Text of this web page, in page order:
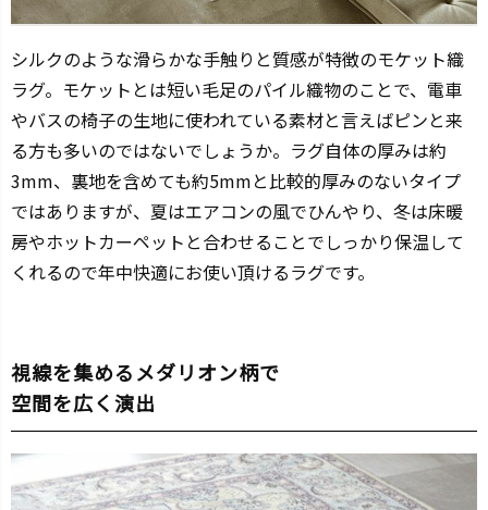
シルクのような滑らかな手触りと質感が特徴のモケット織
ラグ。モケットとは短い毛足のパイル織物のことで、電車
やバスの椅子の生地に使われている素材と言えばピンと来
る方も多いのではないでしょうか。ラグ自体の厚みは約
3mm、裏地を含めても約5mmと比較的厚みのないタイプ
ではありますが、夏はエアコンの風でひんやり、冬は床暖
房やホットカーペットと合わせることでしっかり保温して
くれるので年中快適にお使い頂けるラグです。
視線を集めるメダリオン柄で
空間を広く演出